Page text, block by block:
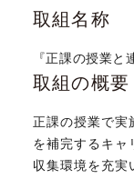
取組名称
『正課の授業と
取組の概要
正課の授業で実
を補完するキャ
収集環境を充実